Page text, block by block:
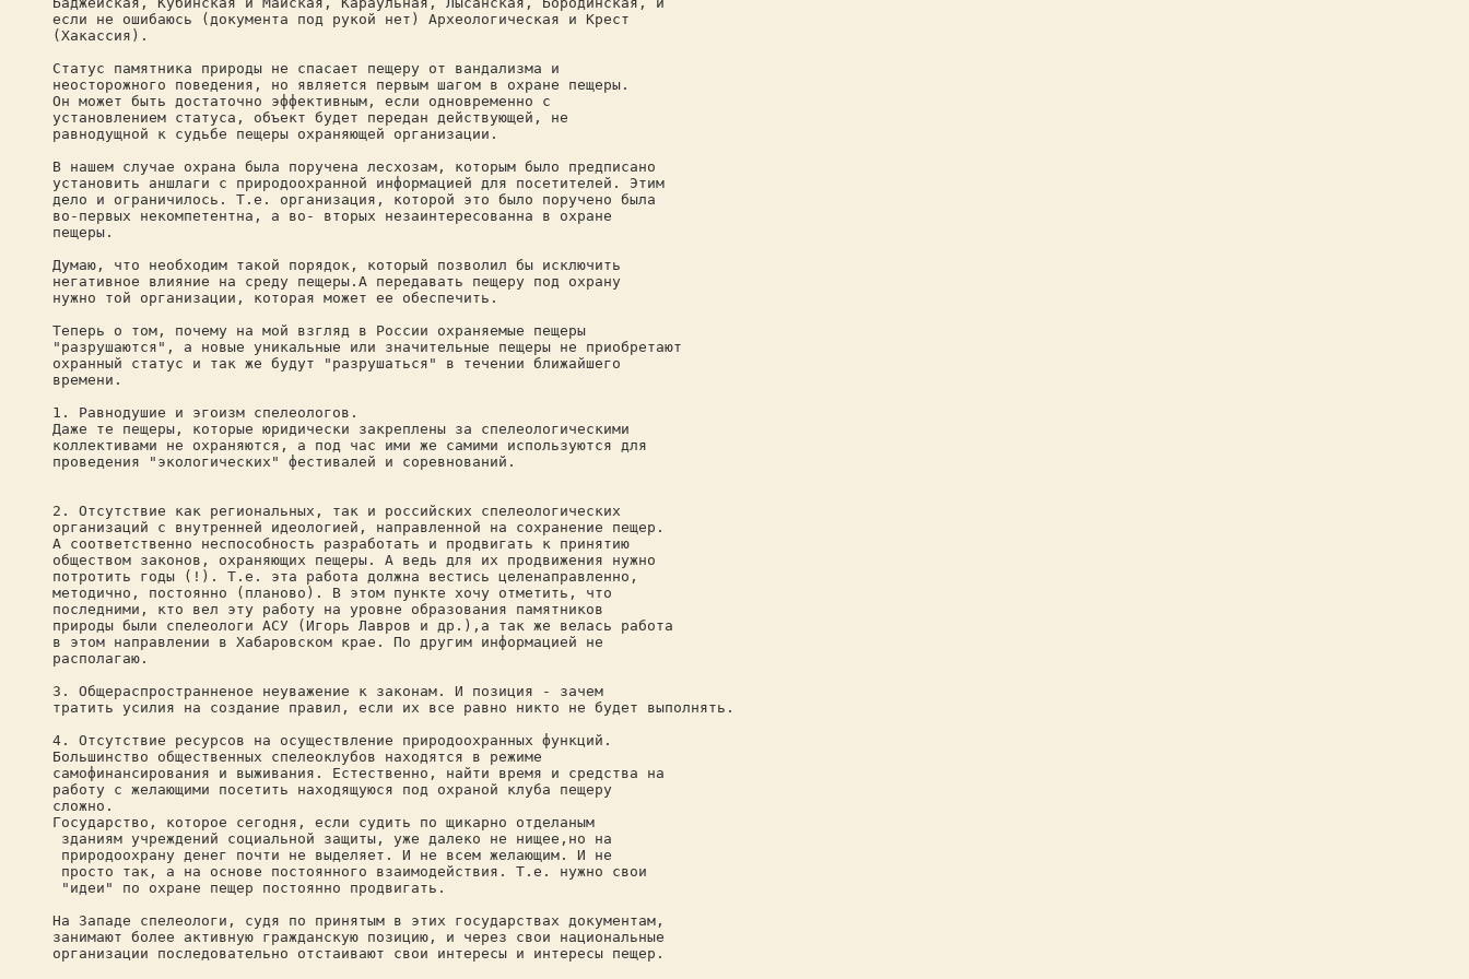
если не ошибаюсь (документа под рукой нет) Археологическая и Крест
(Хакассия).
Статус памятника природы не спасает пещеру от вандализма и
неосторожного поведения, но является первым шагом в охране пещеры.
Он может быть достаточно эффективным, если одновременно с
установлением статуса, объект будет передан действующей, не
равнодущной к судьбе пещеры охраняющей организации.
В нашем случае охрана была поручена лесхозам, которым было предписано
установить аншлаги с природоохранной информацией для посетителей. Этим
дело и ограничилось. Т.е. организация, которой это было поручено была
во-первых некомпетентна, а во- вторых незаинтересованна в охране
пещеры.
Думаю, что необходим такой порядок, который позволил бы исключить
негативное влияние на среду пещеры.А передавать пещеру под охрану
нужно той организации, которая может ее обеспечить.
Теперь о том, почему на мой взгляд в России охраняемые пещеры
"разрушаются", а новые уникальные или значительные пещеры не приобретают
охранный статус и так же будут "разрушаться" в течении ближайшего
времени.
1. Равнодушие и эгоизм спелеологов.
Даже те пещеры, которые юридически закреплены за спелеологическими
коллективами не охраняются, а под час ими же самими используются для
проведения "экологических" фестивалей и соревнований.
2. Отсутствие как региональных, так и российских спелеологических
организаций с внутренней идеологией, направленной на сохранение пещер.
А соответственно неспособность разработать и продвигать к принятию
обществом законов, охраняющих пещеры. А ведь для их продвижения нужно
потротить годы (!). Т.е. эта работа должна вестись целенаправленно,
методично, постоянно (планово). В этом пункте хочу отметить, что
последними, кто вел эту работу на уровне образования памятников
природы были спелеологи АСУ (Игорь Лавров и др.),а так же велась работа
в этом направлении в Хабаровском крае. По другим информацией не
располагаю.
3. Общераспространненое неуважение к законам. И позиция - зачем
тратить усилия на создание правил, если их все равно никто не будет выполнять.
4. Отсутствие ресурсов на осуществление природоохранных функций.
Большинство общественных спелеоклубов находятся в режиме
самофинансирования и выживания. Естественно, найти время и средства на
работу с желающими посетить находящуюся под охраной клуба пещеру
сложно.
Государство, которое сегодня, если судить по щикарно отделаным
зданиям учреждений социальной защиты, уже далеко не нищее,но на
природоохрану денег почти не выделяет. И не всем желающим. И не
просто так, а на основе постоянного взаимодействия. Т.е. нужно свои
"идеи" по охране пещер постоянно продвигать.
На Западе спелеологи, судя по принятым в этих государствах документам,
занимают более активную гражданскую позицию, и через свои национальные
организации последовательно отстаивают свои интересы и интересы пещер.